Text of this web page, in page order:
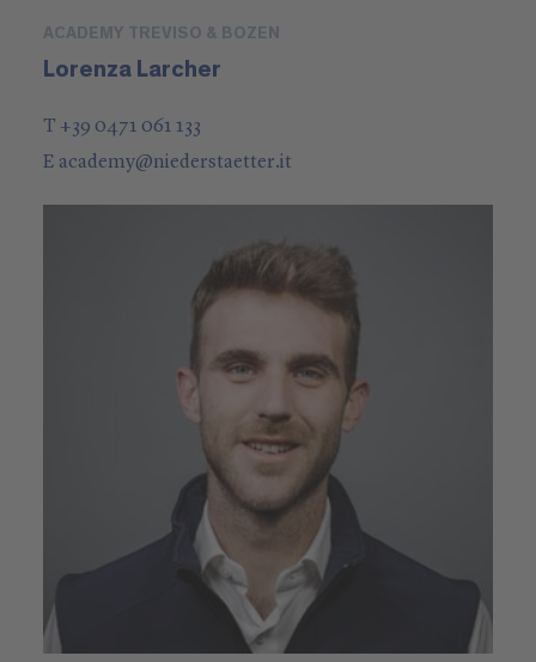
ACADEMY TREVISO & BOZEN
Lorenza Larcher
T +39 0471 061 133
E academy@niederstaetter.it